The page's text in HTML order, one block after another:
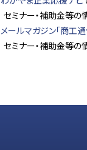
セミナー・補助金等の
メールマガジン「商工通
セミナー・補助金等の